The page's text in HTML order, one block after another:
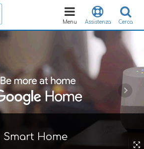
Cerca
Assistenza
Toggle
navigation
Menu
Smart Home